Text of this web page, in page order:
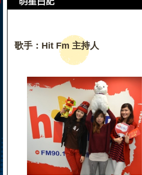
歌手：Hit Fm 主持人